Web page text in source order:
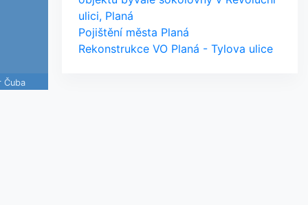
Čuba
ulici, Planá
Pojištění města Planá
Rekonstrukce VO Planá - Tylova ulice